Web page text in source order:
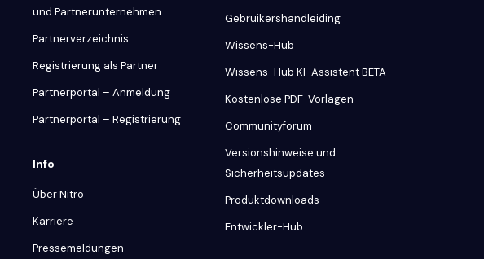
und Partnerunternehmen
Partnerverzeichnis
Registrierung als Partner
Partnerportal – Anmeldung
Partnerportal – Registrierung
Info
Über Nitro
Karriere
Pressemeldungen
Gebruikershandleiding
Wissens-Hub
Wissens-Hub KI-Assistent BETA
Kostenlose PDF-Vorlagen
Communityforum
Versionshinweise und
Sicherheitsupdates
Produktdownloads
Entwickler-Hub